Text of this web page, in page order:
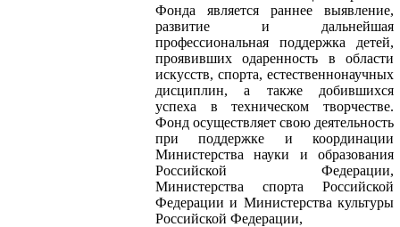
Фонда является раннее выявление,
развитие и дальнейшая
профессиональная поддержка детей,
проявивших одаренность в области
искусств, спорта, естественнонаучных
дисциплин, а также добившихся
успеха в техническом творчестве.
Фонд осуществляет свою деятельность
при поддержке и координации
Министерства науки и образования
Российской Федерации,
Министерства спорта Российской
Федерации и Министерства культуры
Российской Федерации,